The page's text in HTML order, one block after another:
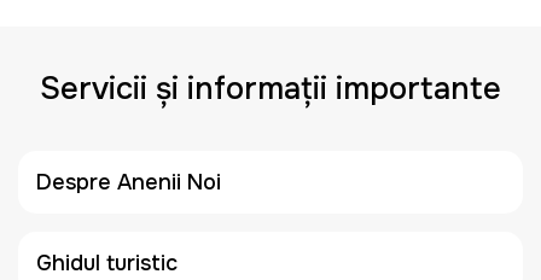
Servicii și informații importante
Despre Anenii Noi
Ghidul turistic